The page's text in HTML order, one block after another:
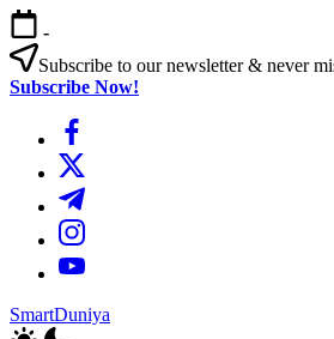
এড়িয়ে
লেখায়
যান
-
Subscribe to our newsletter & never
Subscribe Now!
https://www.facebook.com/
https://twitter.com/
https://t.me/
https://www.instagram.com/
https://youtube.com/
SmartDuniya
Be